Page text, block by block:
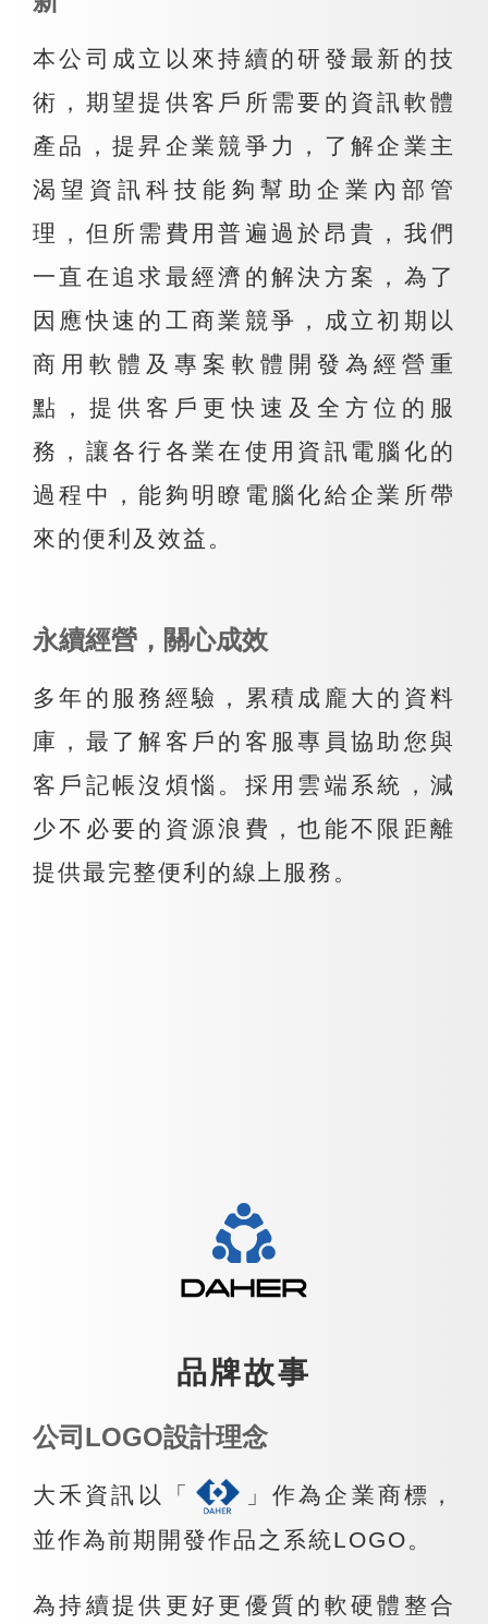
本公司成立以來持續的研發最新的技
術，期望提供客戶所需要的資訊軟體
產品，提昇企業競爭力，了解企業主
渴望資訊科技能夠幫助企業內部管
理，但所需費用普遍過於昂貴，我們
一直在追求最經濟的解決方案，為了
因應快速的工商業競爭，成立初期以
商用軟體及專案軟體開發為經營重
點，提供客戶更快速及全方位的服
務，讓各行各業在使用資訊電腦化的
過程中，能夠明瞭電腦化給企業所帶
來的便利及效益。
永續經營，關心成效
多年的服務經驗，累積成龐大的資料
庫，最了解客戶的客服專員協助您與
客戶記帳沒煩惱。採用雲端系統，減
少不必要的資源浪費，也能不限距離
提供最完整便利的線上服務。
品牌故事
公司LOGO設計理念
大禾資訊以「
」作為企業商標，
並作為前期開發作品之系統LOGO。
為持續提供更好更優質的軟硬體整合